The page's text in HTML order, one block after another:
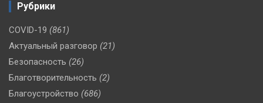
Рубрики
COVID-19 (861)
Актуальный разговор (21)
Безопасность (26)
Благотворительность (2)
Благоустройство (686)